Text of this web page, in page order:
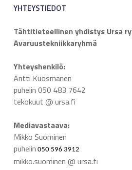
YHTEYSTIEDOT
Tähtitieteellinen yhdistys Ursa ry
Avaruustekniikkaryhmä
Yhteyshenkilö:
Antti Kuosmanen
puhelin 050 483 7642
tekokuut @ ursa.fi
Mediavastaava:
Mikko Suominen
puhelin 050 596 3912
mikko.suominen @ ursa.fi